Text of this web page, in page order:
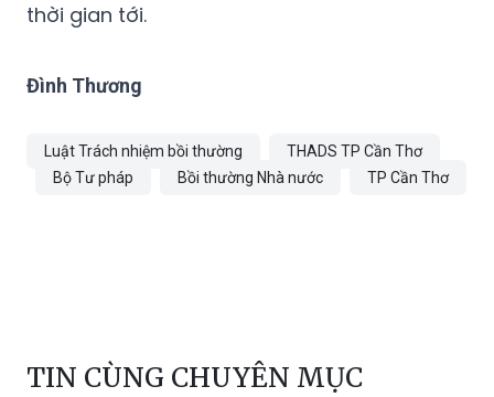
thời gian tới.
Đình Thương
Luật Trách nhiệm bồi thường
THADS TP Cần Thơ
Bộ Tư pháp
Bồi thường Nhà nước TP Cần Thơ
TIN CÙNG CHUYÊN MỤC